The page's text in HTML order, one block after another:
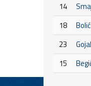
14
18
23
15